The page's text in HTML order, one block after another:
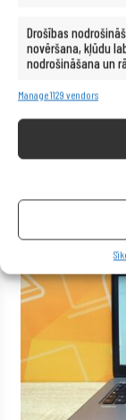
Drošības
novēršana, kļūdu
nodrošināšana un
Manage 1129 vendors